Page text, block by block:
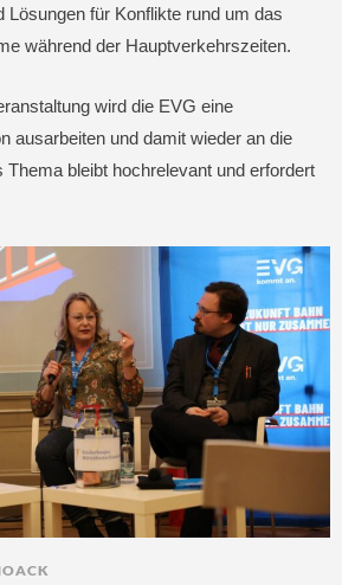
Lösungen für Konflikte rund um das
während der Hauptverkehrszeiten.
wird die EVG eine
ausarbeiten und damit wieder an die
Thema bleibt hochrelevant und erfordert